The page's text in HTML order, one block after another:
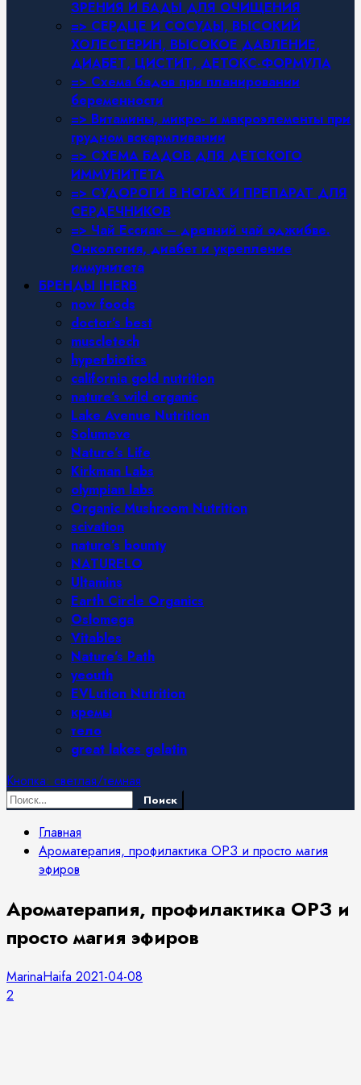
ЗРЕНИЯ И БАДЫ ДЛЯ ОЧИЩЕНИЯ
=> СЕРДЦЕ И СОСУДЫ, ВЫСОКИЙ
ХОЛЕСТЕРИН, ВЫСОКОЕ ДАВЛЕНИЕ,
ДИАБЕТ, ЦИСТИТ, ДЕТОКС-ФОРМУЛА
=> Схема бадов при планировании
беременности
=> Витамины, микро- и макроэлементы при
грудном вскармливании
=> СХЕМА БАДОВ ДЛЯ ДЕТСКОГО
ИММУНИТЕТА
=> СУДОРОГИ В НОГАХ И ПРЕПАРАТ ДЛЯ
СЕРДЕЧНИКОВ
=> Чай Ессиак – древний чай оджибве.
Онкология, диабет и укрепление
иммунитета
БРЕНДЫ IHERB
now foods
doctor’s best
muscletech
hyperbiotics
california gold nutrition
nature’s wild organic
Lake Avenue Nutrition
Solumeve
Nature’s Life
Kirkman Labs
olympian labs
Organic Mushroom Nutrition
scivation
nature’s bounty
NATURELO
Ultamins
Earth Circle Organics
Oslomega
Vitables
Nature’s Path
yeouth
EVLution Nutrition
кремы
тело
great lakes gelatin
Кнопка: светлая/темная
Найти:
Главная
Ароматерапия, профилактика ОРЗ и просто магия
эфиров
Ароматерапия, профилактика ОРЗ и
просто магия эфиров
MarinaHaifa 2021-04-08
2